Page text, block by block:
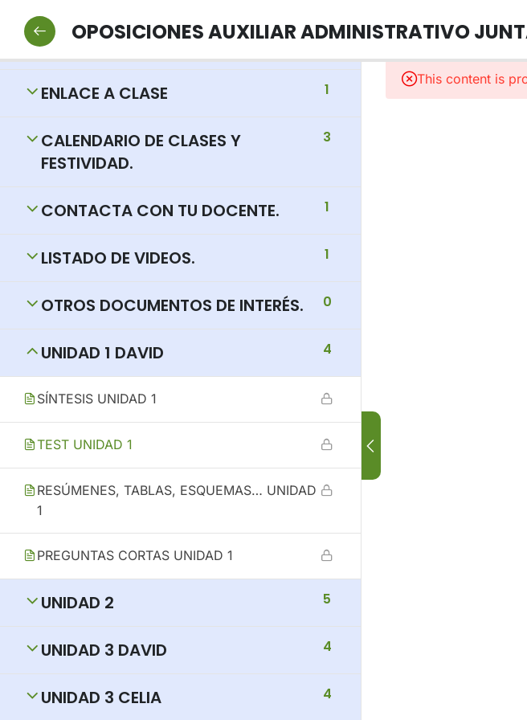
NORMAS Y PROTOCOLOS DE
INTERÉS
ENLACE A CLASE 1
CALENDARIO DE CLASES Y
FESTIVIDAD.
3
CONTACTA CON TU DOCENTE. 1
LISTADO DE VIDEOS. 1
OTROS DOCUMENTOS DE INTERÉS. 0
UNIDAD 1 DAVID 4
SÍNTESIS UNIDAD 1
TEST UNIDAD 1
RESÚMENES, TABLAS, ESQUEMAS… UNIDAD
1
PREGUNTAS CORTAS UNIDAD 1
UNIDAD 2 5
UNIDAD 3 DAVID 4
UNIDAD 3 CELIA 4
OPOSICIONES AUXILIAR ADMINISTRATIVO
This content is